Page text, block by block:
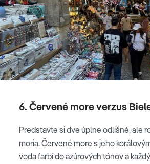
6. Červené more verzus
Predstavte si dve úplne odlišné, ale
moria. Červené more s jeho
voda farbí do azúrových tónov a